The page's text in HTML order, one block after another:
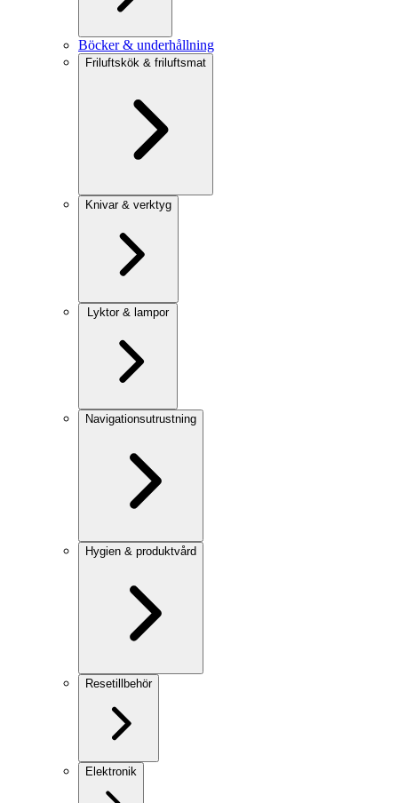
Böcker & underhållning
Friluftskök & friluftsmat
Knivar & verktyg
Lyktor & lampor
Navigationsutrustning
Hygien & produktvård
Resetillbehör
Elektronik